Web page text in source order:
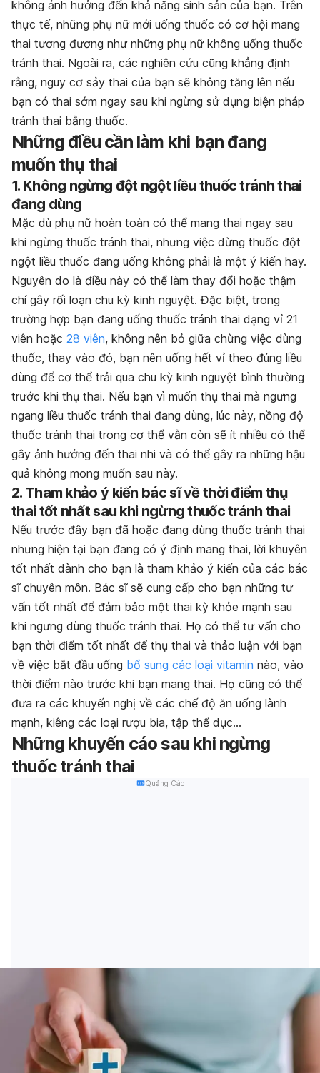
không ảnh hưởng đến khả năng sinh sản của bạn. Trên
thực tế, những phụ nữ mới uống thuốc có cơ hội mang
thai tương đương như những phụ nữ không uống thuốc
tránh thai. Ngoài ra, các nghiên cứu cũng khẳng định
rằng, nguy cơ sảy thai của bạn sẽ không tăng lên nếu
bạn có thai sớm ngay sau khi ngừng sử dụng biện pháp
tránh thai bằng thuốc.
Những điều cần làm khi bạn đang
muốn thụ thai
1. Không ngừng đột ngột liều thuốc tránh thai
đang dùng
Mặc dù phụ nữ hoàn toàn có thể mang thai ngay sau
khi ngừng thuốc tránh thai, nhưng việc dừng thuốc đột
ngột liều thuốc đang uống không phải là một ý kiến ​​hay.
Nguyên do là điều này có thể làm thay đổi hoặc thậm
chí gây rối loạn chu kỳ kinh nguyệt. Đặc biệt, trong
trường hợp bạn đang uống thuốc tránh thai dạng vỉ 21
viên hoặc 28 viên, không nên bỏ giữa chừng việc dùng
thuốc, thay vào đó, bạn nên uống hết vỉ theo đúng liều
dùng để cơ thể trải qua chu kỳ kinh nguyệt bình thường
trước khi thụ thai. Nếu bạn vì muốn thụ thai mà ngưng
ngang liều thuốc tránh thai đang dùng, lúc này, nồng độ
thuốc tránh thai trong cơ thể vẫn còn sẽ ít nhiều có thể
gây ảnh hưởng đến thai nhi và có thể gây ra những hậu
quả không mong muốn sau này.
2. Tham khảo ý kiến bác sĩ về thời điểm thụ
thai tốt nhất sau khi ngừng thuốc tránh thai
Nếu trước đây bạn đã hoặc đang dùng thuốc tránh thai
nhưng hiện tại bạn đang có ý định mang thai, lời khuyên
tốt nhất dành cho bạn là tham khảo ý kiến của các bác
sĩ chuyên môn. Bác sĩ sẽ cung cấp cho bạn những tư
vấn tốt nhất để đảm bảo một thai kỳ khỏe mạnh sau
khi ngưng dùng thuốc tránh thai. Họ có thể tư vấn cho
bạn thời điểm tốt nhất để thụ thai và thảo luận với bạn
về việc bắt đầu uống bổ sung các loại vitamin nào, vào
thời điểm nào trước khi bạn mang thai. Họ cũng có thể
đưa ra các khuyến nghị về các chế độ ăn uống lành
mạnh, kiêng các loại rượu bia, tập thể dục…
Những khuyến cáo sau khi ngừng
thuốc tránh thai
Quảng Cáo